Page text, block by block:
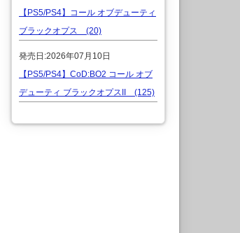
【PS5/PS4】コール オブデューティ
ブラックオプス (20)
発売日:2026年07月10日
【PS5/PS4】CoD:BO2 コール オブ
デューティ ブラックオプスII (125)